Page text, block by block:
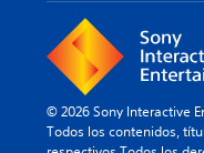
© 2026 Sony Interactive
Todos los contenidos,